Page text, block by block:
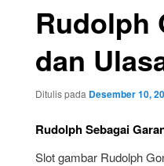
Rudolph
dan
Ditulis pada Desember 10,
Rudolph Sebagai
Slot gambar Rudolph